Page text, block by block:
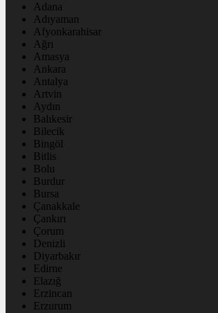
Adana
Adıyaman
Afyonkarahisar
Ağrı
Amasya
Ankara
Antalya
Artvin
Aydın
Balıkesir
Bilecik
Bingöl
Bitlis
Bolu
Burdur
Bursa
Çanakkale
Çankırı
Çorum
Denizli
Diyarbakır
Edirne
Elazığ
Erzincan
Erzurum